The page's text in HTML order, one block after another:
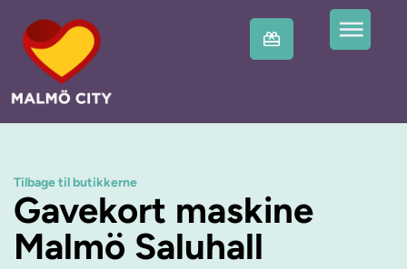
Tilbage til butikkerne
Gavekort maskine
Malmö Saluhall